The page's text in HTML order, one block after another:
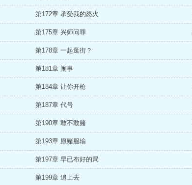
第172章 承受我的怒火
第175章 兴师问罪
第178章 一起逛街？
第181章 闹事
第184章 让你开枪
第187章 代号
第190章 敢不敢赌
第193章 愿赌服输
第197章 早已布好的局
第199章 追上去